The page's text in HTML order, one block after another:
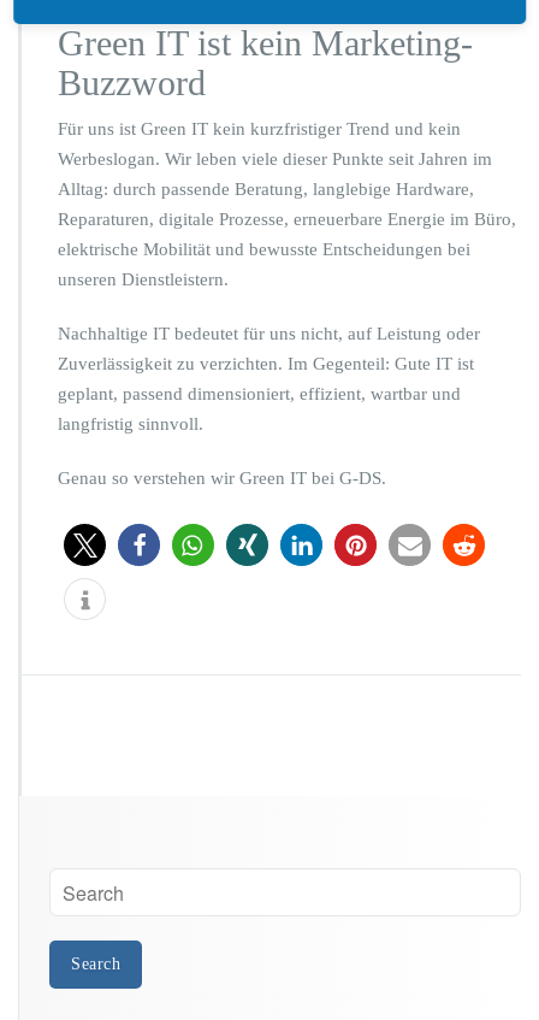
Green IT ist kein Marketing-
Buzzword
Für uns ist Green IT kein kurzfristiger Trend und kein
Werbeslogan. Wir leben viele dieser Punkte seit Jahren im
Alltag: durch passende Beratung, langlebige Hardware,
Reparaturen, digitale Prozesse, erneuerbare Energie im Büro,
elektrische Mobilität und bewusste Entscheidungen bei
unseren Dienstleistern.
Nachhaltige IT bedeutet für uns nicht, auf Leistung oder
Zuverlässigkeit zu verzichten. Im Gegenteil: Gute IT ist
geplant, passend dimensioniert, effizient, wartbar und
langfristig sinnvoll.
Genau so verstehen wir Green IT bei G-DS.